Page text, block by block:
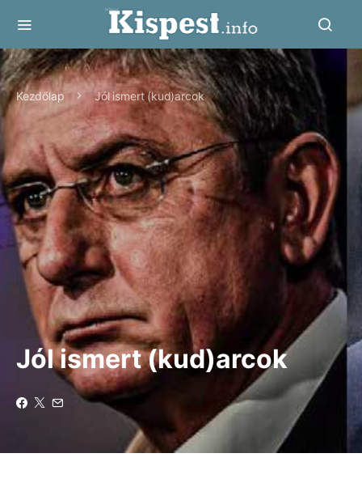
Kezdőlap Jól ismert (kud)arcok
Jól ismert (kud)arcok